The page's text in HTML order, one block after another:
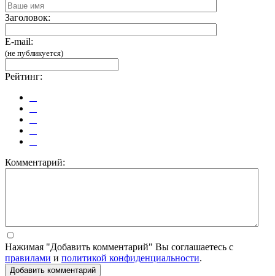
Заголовок:
E-mail:
(не публикуется)
Рейтинг:
Комментарий:
Нажимая "Добавить комментарий" Вы соглашаетесь с
правилами и политикой конфиденциальности.
Добавить комментарий